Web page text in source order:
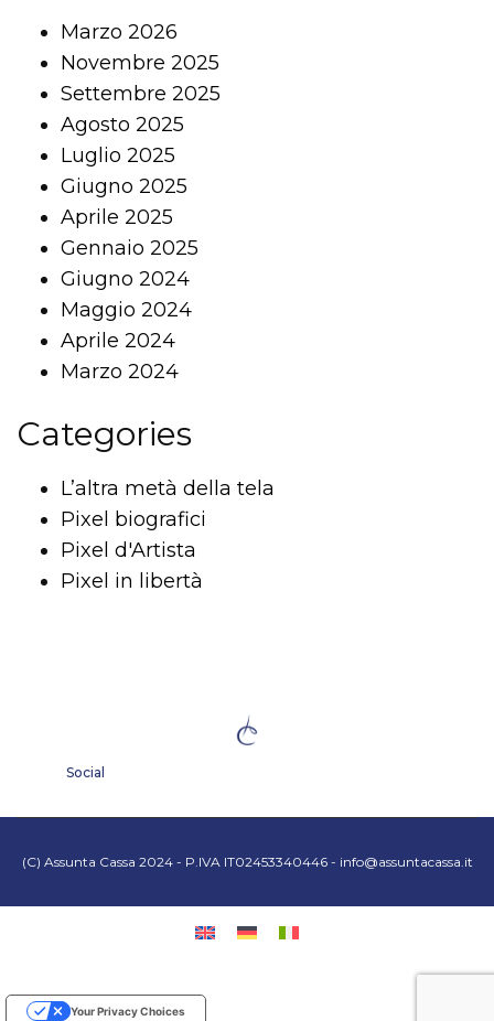
Marzo 2026
Novembre 2025
Settembre 2025
Agosto 2025
Luglio 2025
Giugno 2025
Aprile 2025
Gennaio 2025
Giugno 2024
Maggio 2024
Aprile 2024
Marzo 2024
Categories
L’altra metà della tela
Pixel biografici
Pixel d'Artista
Pixel in libertà
Social
(C) Assunta Cassa 2024 - P.IVA IT02453340446 - info@assuntacassa.it
Your Privacy Choices